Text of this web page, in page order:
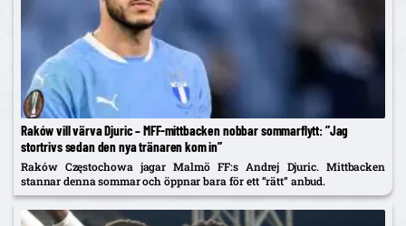
Raków vill värva Djuric – MFF-mittbacken nobbar sommarflytt: ”Jag
stortrivs sedan den nya tränaren kom in”
Raków Częstochowa jagar Malmö FF:s Andrej Djuric. Mittbacken
stannar denna sommar och öppnar bara för ett ”rätt” anbud.